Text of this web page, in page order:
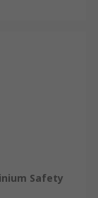
Safety